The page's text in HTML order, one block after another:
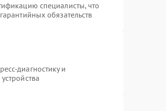
специалисты, что
обязательств
диагностику и